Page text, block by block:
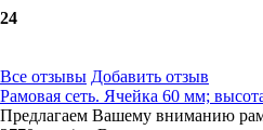
24
Все отзывы Добавить отзыв
Рамовая сеть. Ячейка 60 мм;
Предлагаем Вашему вниманию